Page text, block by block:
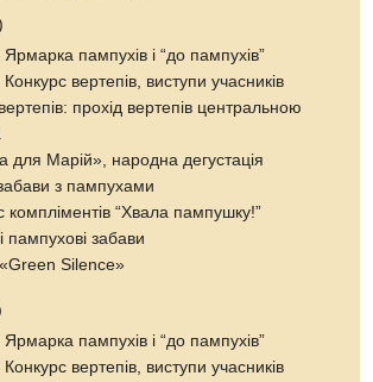
пампухів і “до пампухів”
вертепів, виступи учасників
прохід вертепів центральною
для Марій», народна дегустація
з пампухами
компліментів “Хвала пампушку!”
пампухові забави
Silence»
пампухів і “до пампухів”
вертепів, виступи учасників